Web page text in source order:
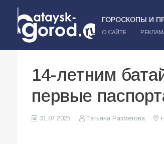
ГОРОСКОПЫ И
О САЙТЕ
14-летним
первые
31.07.2025 Татьяна Разметова